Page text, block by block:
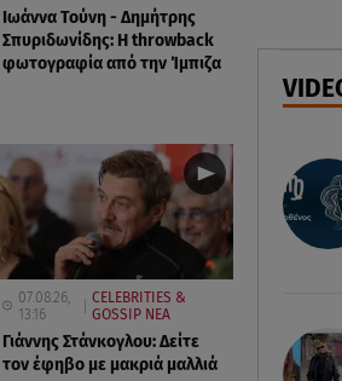
Ιωάννα Τούνη - Δημήτρης
Σπυριδωνίδης: Η throwback
φωτογραφία από την Ίμπιζα
07.08.26,
13:16
CELEBRITIES &
GOSSIP ΝΕΑ
Γιάννης Στάνκογλου: Δείτε
τον έφηβο με μακριά μαλλιά